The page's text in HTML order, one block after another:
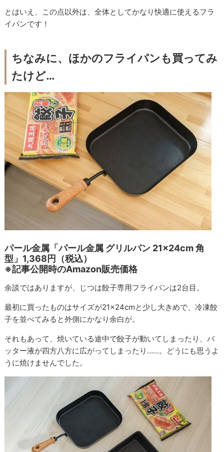
とはいえ、この点以外は、全体としてかなり快適に使えるフラ
イパンです！
ちなみに、ほかのフライパンも買ってみ
たけど…
パール金属「パール金属 グリルパン 21×24cm 角
型」1,368円（税込）
※記事公開時のAmazon販売価格
余談ではありますが、じつは餃子専用フライパンは2台目。
最初に買ったものはサイズが21×24cmと少し大きめで、冷凍餃
子を並べてみると外側にかなり余白が。
それもあって、焼いている途中で餃子が動いてしまったり、バ
ッター液が四方八方に広がってしまったり……。どうにも思うよ
うに焼けませんでした。